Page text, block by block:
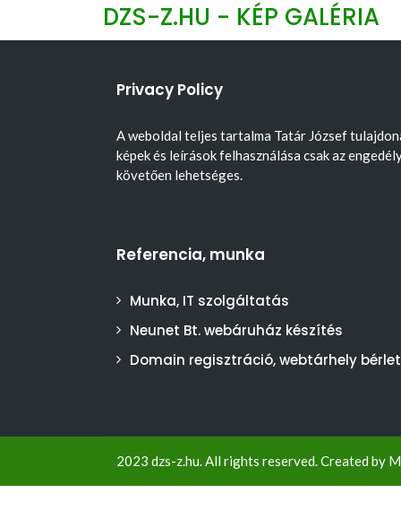
DZS-Z.HU - KÉP GALÉRIA
Privacy Policy
A weboldal teljes tartalma Tatár József
képek és leírások felhasználása csak az
követően lehetséges.
Referencia, munka
Munka, IT szolgáltatás
Neunet Bt. webáruház készítés
Domain regisztráció, webtárhely bérlet
2023 dzs-z.hu. All rights reserved. Created by